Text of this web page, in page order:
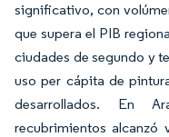
significativo, con
que supera el PIB
ciudades de segundo y
uso per cápita de
desarrollados. En
recubrimientos alcanzó